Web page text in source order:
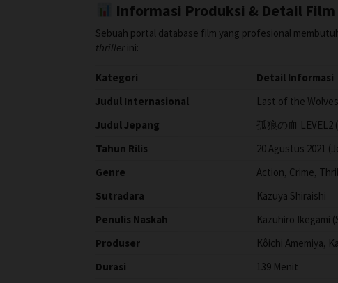
Informasi Produksi & Detail
Sebuah portal database film yang profesional
thriller ini:
Kategori
Detail Informasi
Judul Internasional
Last of the Wolves
Judul Jepang
孤狼の血 LEVEL2
Tahun Rilis
20 Agustus 2021
Genre
Action, Crime,
Sutradara
Kazuya Shiraishi
Penulis Naskah
Kazuhiro Ikegami
Produser
Kôichi Amemiya,
Durasi
139 Menit